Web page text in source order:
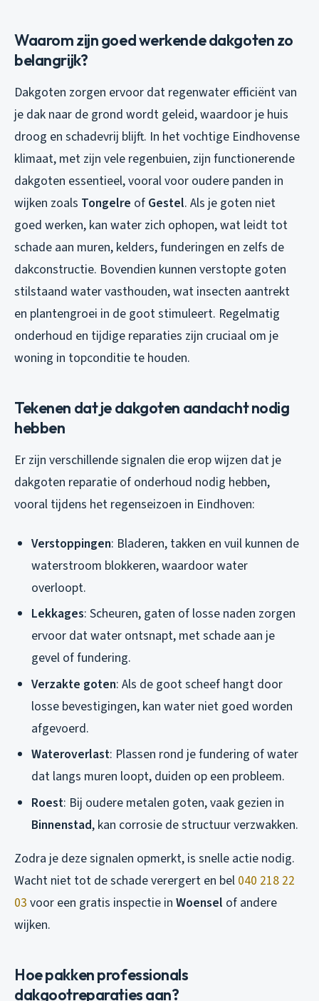
Waarom zijn goed werkende dakgoten zo
belangrijk?
Dakgoten zorgen ervoor dat regenwater efficiënt van
je dak naar de grond wordt geleid, waardoor je huis
droog en schadevrij blijft. In het vochtige Eindhovense
klimaat, met zijn vele regenbuien, zijn functionerende
dakgoten essentieel, vooral voor oudere panden in
wijken zoals Tongelre of Gestel. Als je goten niet
goed werken, kan water zich ophopen, wat leidt tot
schade aan muren, kelders, funderingen en zelfs de
dakconstructie. Bovendien kunnen verstopte goten
stilstaand water vasthouden, wat insecten aantrekt
en plantengroei in de goot stimuleert. Regelmatig
onderhoud en tijdige reparaties zijn cruciaal om je
woning in topconditie te houden.
Tekenen dat je dakgoten aandacht nodig
hebben
Er zijn verschillende signalen die erop wijzen dat je
dakgoten reparatie of onderhoud nodig hebben,
vooral tijdens het regenseizoen in Eindhoven:
Verstoppingen: Bladeren, takken en vuil kunnen de
waterstroom blokkeren, waardoor water
overloopt.
Lekkages: Scheuren, gaten of losse naden zorgen
ervoor dat water ontsnapt, met schade aan je
gevel of fundering.
Verzakte goten: Als de goot scheef hangt door
losse bevestigingen, kan water niet goed worden
afgevoerd.
Wateroverlast: Plassen rond je fundering of water
dat langs muren loopt, duiden op een probleem.
Roest: Bij oudere metalen goten, vaak gezien in
Binnenstad, kan corrosie de structuur verzwakken.
Zodra je deze signalen opmerkt, is snelle actie nodig.
Wacht niet tot de schade verergert en bel 040 218 22
03 voor een gratis inspectie in Woensel of andere
wijken.
Hoe pakken professionals
dakgootreparaties aan?